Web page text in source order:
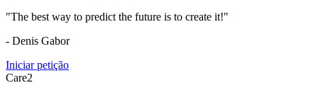
"The best way to predict the future is to create it!"
- Denis Gabor
Iniciar petição
Care2